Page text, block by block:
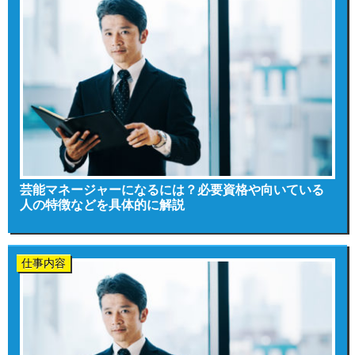
芸能マネージャーになるには？必要資格や向いている
人の特徴などを具体的に解説
仕事内容